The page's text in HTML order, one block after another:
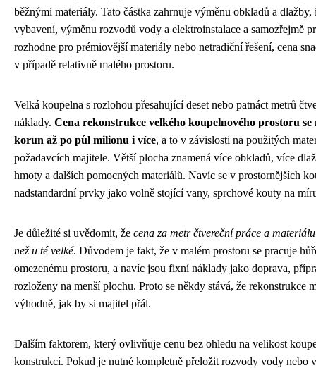
běžnými materiály. Tato částka zahrnuje výměnu obkladů a
vybavení, výměnu rozvodů vody a elektroinstalace a samozřejmě
rozhodne pro prémiovější materiály nebo netradiční řešení, cena
v případě relativně malého prostoru.
Velká koupelna s rozlohou přesahující deset nebo patnáct metrů
náklady. Cena rekonstrukce velkého koupelnového prostoru se
korun až po půl milionu i více, a to v závislosti na použitých
požadavcích majitele. Větší plocha znamená více obkladů, více
hmoty a dalších pomocných materiálů. Navíc se v prostornějších
nadstandardní prvky jako volně stojící vany, sprchové kouty na
Je důležité si uvědomit, že cena za metr čtvereční práce a
než u té velké. Důvodem je fakt, že v malém prostoru se pracuje
omezenému prostoru, a navíc jsou fixní náklady jako doprava,
rozloženy na menší plochu. Proto se někdy stává, že rekonstrukce
výhodně, jak by si majitel přál.
Dalším faktorem, který ovlivňuje cenu bez ohledu na velikost
konstrukcí. Pokud je nutné kompletně přeložit rozvody vody nebo